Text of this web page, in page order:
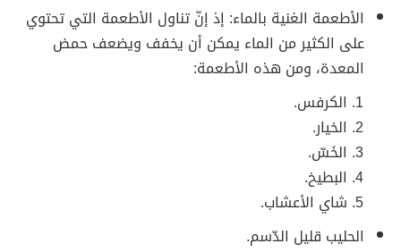
الأطعمة الغنية بالماء: إذ إنّ تناول الأطعمة التي تحتوي
على الكثير من الماء يمكن أن يخفف ويضعف حمض
المعدة، ومن هذه الأطعمة:
الكرفس.
الخيار.
الخَسّ.
البطيخ.
شاي الأعشاب.
الحليب قليل الدّسم.